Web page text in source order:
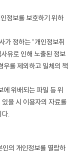
정보를 보호하기 위하
가 정하는 "개인정보취
유로 인해 노출된 정보
우를 제외하고 일체의 책
위배되는 파일 등 위
을 시 이용자의 자료를
.
의 개인정보를 열람하